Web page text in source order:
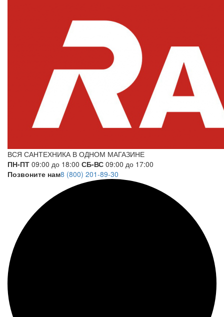
ВСЯ САНТЕХНИКА В ОДНОМ МАГАЗИНЕ
ПН-ПТ 09:00 до 18:00 СБ-ВС 09:00 до 17:00
Позвоните нам8 (800) 201-89-30